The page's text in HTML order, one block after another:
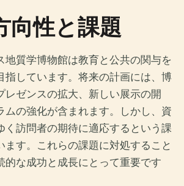
向性と課題
地質学博物館は教育と公共の関与を
指しています。将来の計画には、博
レゼンスの拡大、新しい展示の開
ムの強化が含まれます。しかし、資
く訪問者の期待に適応するという課
ます。これらの課題に対処すること
的な成功と成長にとって重要です